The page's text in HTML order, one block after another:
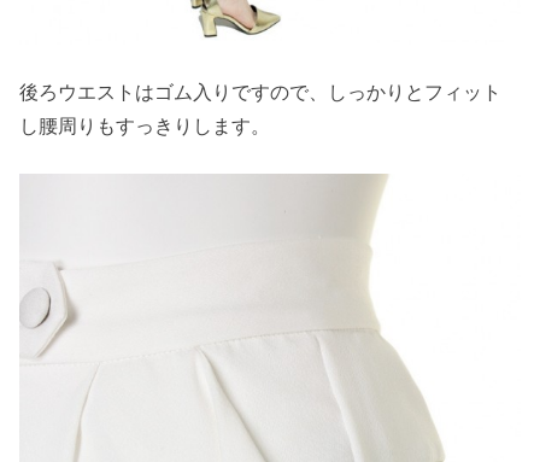
後ろウエストはゴム入りですので、しっかりとフィット
し腰周りもすっきりします。